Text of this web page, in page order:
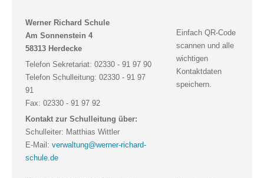
Werner Richard Schule
Am Sonnenstein 4
58313 Herdecke
Telefon Sekretariat: 02330 - 91 97 90
Telefon Schulleitung: 02330 - 91 97
91
Fax: 02330 - 91 97 92
Kontakt zur Schulleitung über:
Schulleiter: Matthias Wittler
E-Mail: verwaltung@werner-richard-
schule.de
Einfach QR-Code
scannen und alle
wichtigen
Kontaktdaten
speichern.